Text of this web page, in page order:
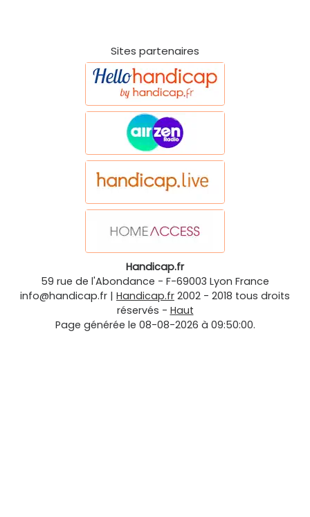
Sites partenaires
Handicap.fr
59 rue de l'Abondance - F-69003 Lyon France
info@handicap.fr | Handicap.fr 2002 - 2018 tous droits
réservés - Haut
Page générée le 08-08-2026 à 09:50:00.